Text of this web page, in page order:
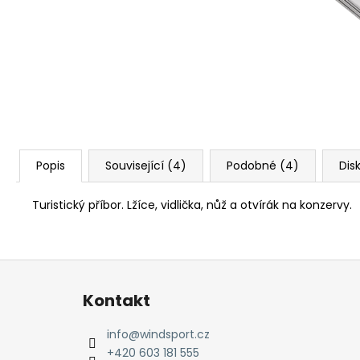
Popis Související (4) Podobné (4)
Turistický příbor. Lžíce, vidlička, nůž a otvírák na konzervy.
Z
Kontakt
info@windsport.cz
+420 603 181 555